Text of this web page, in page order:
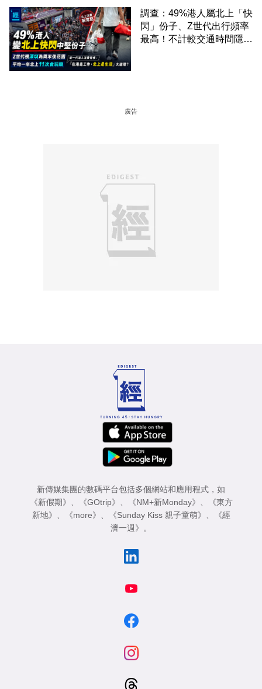
調查：49%港人屬北上「快
閃」份子、Z世代出行頻率
最高！不計較交通時間隱形
廣告
新傳媒集團的數碼平台包括多個網站和應用程式，如
《新假期》
《GOtrip》 《NM+新Monday》
《東方
新地》
《more》 《Sunday Kiss 親子童萌》
《經
濟一週》
。